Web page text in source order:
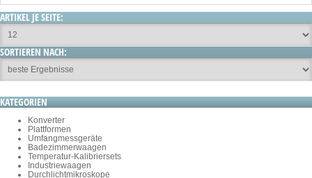
ARTIKEL JE SEITE:
SORTIEREN NACH:
KATEGORIEN
Konverter
Plattformen
Umfangmessgeräte
Badezimmerwaagen
Temperatur-Kalibriersets
Industriewaagen
Durchlichtmikroskope